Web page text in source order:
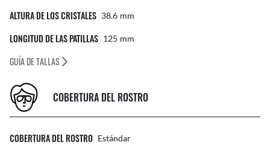
ALTURA DE LOS CRISTALES 38.6 Mm
LONGITUD DE LAS PATILLAS 125 Mm
GUÍA DE TALLAS
COBERTURA DEL ROSTRO
COBERTURA DEL ROSTRO Estándar